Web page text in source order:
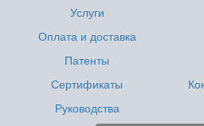
Услуги
Оплата и доставка
Патенты
Сертификаты
Руководства